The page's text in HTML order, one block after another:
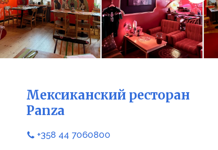
Мексиканский ресторан
Panza
+358 44 7060800